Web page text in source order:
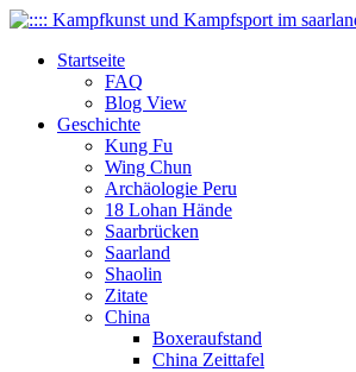
Startseite
FAQ
Blog View
Geschichte
Kung Fu
Wing Chun
Archäologie Peru
18 Lohan Hände
Saarbrücken
Saarland
Shaolin
Zitate
China
Boxeraufstand
China Zeittafel